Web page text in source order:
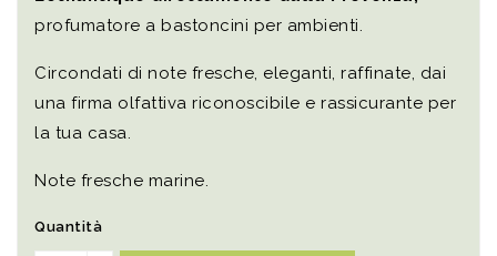
profumatore a bastoncini per ambienti.
Circondati di note fresche, eleganti, raffinate, dai
una firma olfattiva riconoscibile e rassicurante per
la tua casa.
Note fresche marine.
Quantità